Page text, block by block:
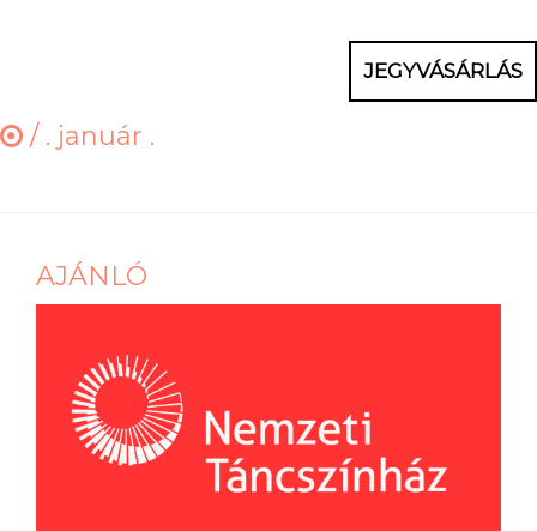
JEGYVÁSÁRLÁS
/ . január .
AJÁNLÓ